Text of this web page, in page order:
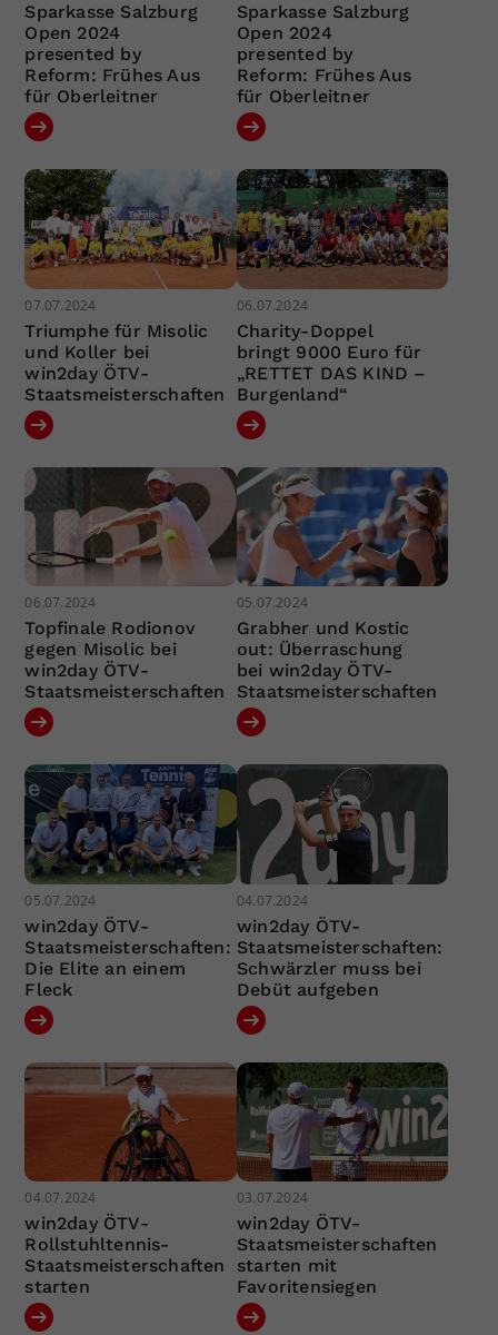
Sparkasse Salzburg
Open 2024
presented by
Reform: Frühes Aus
für Oberleitner
Sparkasse Salzburg
Open 2024
presented by
Reform: Frühes Aus
für Oberleitner
07.07.2024
Triumphe für Misolic
und Koller bei
win2day ÖTV-
Staatsmeisterschaften
06.07.2024
Charity-Doppel
bringt 9000 Euro für
„RETTET DAS KIND –
Burgenland“
06.07.2024
Topfinale Rodionov
gegen Misolic bei
win2day ÖTV-
Staatsmeisterschaften
05.07.2024
Grabher und Kostic
out: Überraschung
bei win2day ÖTV-
Staatsmeisterschaften
05.07.2024
win2day ÖTV-
Staatsmeisterschaften:
Die Elite an einem
Fleck
04.07.2024
win2day ÖTV-
Staatsmeisterschaften:
Schwärzler muss bei
Debüt aufgeben
04.07.2024
win2day ÖTV-
Rollstuhltennis-
Staatsmeisterschaften
starten
03.07.2024
win2day ÖTV-
Staatsmeisterschaften
starten mit
Favoritensiegen